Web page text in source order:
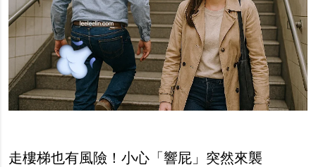
走樓梯也有風險！小心「響屁」突然來襲